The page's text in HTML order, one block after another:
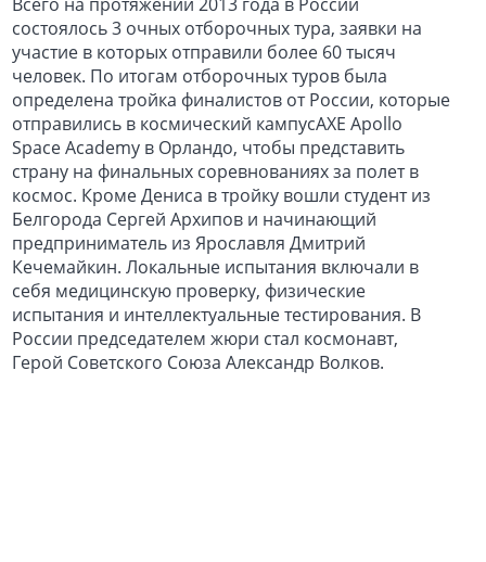
состоялось 3 очных отборочных тура, заявки на
участие в которых отправили более 60 тысяч
человек. По итогам отборочных туров была
определена тройка финалистов от России, которые
отправились в космический кампусAXE Apollo
Space Academy в Орландо, чтобы представить
страну на финальных соревнованиях за полет в
космос. Кроме Дениса в тройку вошли студент из
Белгорода Сергей Архипов и начинающий
предприниматель из Ярославля Дмитрий
Кечемайкин. Локальные испытания включали в
себя медицинскую проверку, физические
испытания и интеллектуальные тестирования. В
России председателем жюри стал космонавт,
Герой Советского Союза Александр Волков.